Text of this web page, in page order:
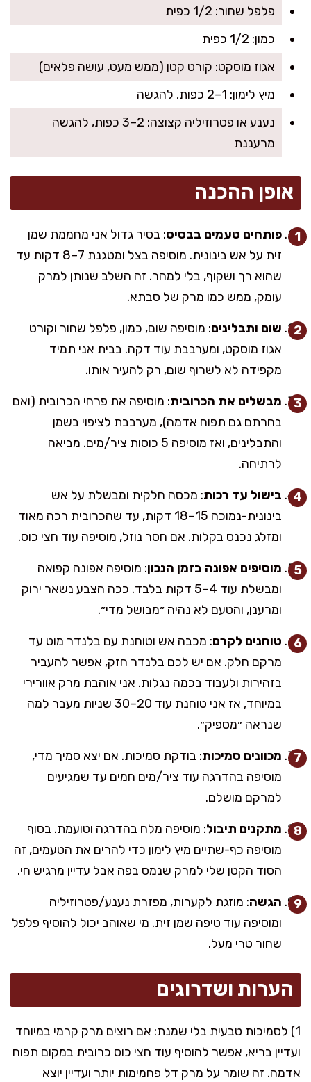
פלפל שחור: 1/2 כפית
כמון: 1/2 כפית
אגוז מוסקט: קורט קטן (ממש מעט, עושה פלאים)
מיץ לימון: 1–2 כפות, להגשה
נענע או פטרוזיליה קצוצה: 2–3 כפות, להגשה
מרעננת
אופן ההכנה
פותחים טעמים בבסיס: בסיר גדול אני מחממת שמן
זית על אש בינונית. מוסיפה בצל ומטגנת 7–8 דקות עד
שהוא רך ושקוף, בלי למהר. זה השלב שנותן למרק
עומק, ממש כמו מרק של סבתא.
שום ותבלינים: מוסיפה שום, כמון, פלפל שחור וקורט
אגוז מוסקט, ומערבבת עוד דקה. בבית אני תמיד
מקפידה לא לשרוף שום, רק להעיר אותו.
מבשלים את הכרובית: מוסיפה את פרחי הכרובית (ואם
בחרתם גם תפוח אדמה), מערבבת לציפוי בשמן
והתבלינים, ואז מוסיפה 5 כוסות ציר/מים. מביאה
לרתיחה.
בישול עד רכות: מכסה חלקית ומבשלת על אש
בינונית-נמוכה 15–18 דקות, עד שהכרובית רכה מאוד
ומזלג נכנס בקלות. אם חסר נוזל, מוסיפה עוד חצי כוס.
מוסיפים אפונה בזמן הנכון: מוסיפה אפונה קפואה
ומבשלת עוד 4–5 דקות בלבד. ככה הצבע נשאר ירוק
ומרענן, והטעם לא נהיה ״מבושל מדי״.
טוחנים לקרם: מכבה אש וטוחנת עם בלנדר מוט עד
מרקם חלק. אם יש לכם בלנדר חזק, אפשר להעביר
בזהירות ולעבוד בכמה נגלות. אני אוהבת מרק אוורירי
במיוחד, אז אני טוחנת עוד 20–30 שניות מעבר למה
שנראה ״מספיק״.
מכוונים סמיכות: בודקת סמיכות. אם יצא סמיך מדי,
מוסיפה בהדרגה עוד ציר/מים חמים עד שמגיעים
למרקם מושלם.
מתקנים תיבול: מוסיפה מלח בהדרגה וטועמת. בסוף
מוסיפה כף-שתיים מיץ לימון כדי להרים את הטעמים, זה
הסוד הקטן שלי למרק שנמס בפה אבל עדיין מרגיש חי.
הגשה: מוזגת לקערות, מפזרת נענע/פטרוזיליה
ומוסיפה עוד טיפה שמן זית. מי שאוהב יכול להוסיף פלפל
שחור טרי מעל.
הערות ושדרוגים
1) לסמיכות טבעית בלי שמנת: אם רוצים מרק קרמי במיוחד
ועדיין בריא, אפשר להוסיף עוד חצי כוס כרובית במקום תפוח
אדמה. זה שומר על מרק דל פחמימות יותר ועדיין יוצא